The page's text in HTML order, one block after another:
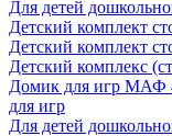
Для детей
Детский комплект
Детский комплект
Детский комплекс
Домик для игр МАФ
для игр
Для детей